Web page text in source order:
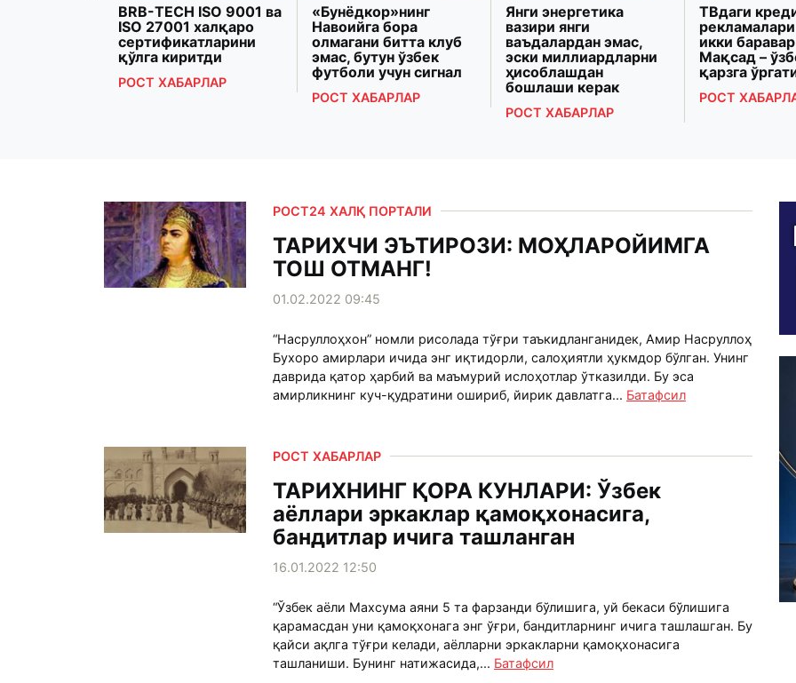
BRB-TECH ISO 9001 ва
ISO 27001 халқаро
сертификатларини
қўлга киритди
РОСТ ХАБАРЛАР
«Бунёдкор»нинг
Навоийга бора
олмагани битта клуб
эмас, бутун ўзбек
футболи учун сигнал
РОСТ ХАБАРЛАР
Янги энергетика
вазири янги
ваъдалардан эмас,
эски миллиардларни
ҳисоблашдан
бошлаши керак
РОСТ ХАБАРЛАР
ТВдаги
икки
Мақсад –
қарзга
РОСТ
РОСТ24 ХАЛҚ ПОРТАЛИ
ТАРИХЧИ ЭЪТИРОЗИ: МОҲЛАРОЙИМГА
ТОШ ОТМАНГ!
01.02.2022 09:45
“Насруллоҳхон” номли рисолада тўғри таъкидланганидек, Амир Насруллоҳ
Бухоро амирлари ичида энг иқтидорли, салоҳиятли ҳукмдор бўлган. Унинг
даврида қатор ҳарбий ва маъмурий ислоҳотлар ўтказилди. Бу эса
амирликнинг куч-қудратини ошириб, йирик давлатга... Батафсил
РОСТ ХАБАРЛАР
ТАРИХНИНГ ҚОРА КУНЛАРИ: Ўзбек
аёллари эркаклар қамоқхонасига,
бандитлар ичига ташланган
16.01.2022 12:50
“Ўзбек аёли Махсума аяни 5 та фарзанди бўлишига, уй бекаси бўлишига
қарамасдан уни қамоқхонага энг ўғри, бандитларнинг ичига ташлашган. Бу
қайси ақлга тўғри келади, аёлларни эркакларни қамоқхонасига
ташланиши. Бунинг натижасида,... Батафсил